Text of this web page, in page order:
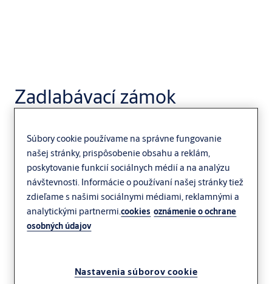
Zadlabávací zámok
Súbory cookie používame na správne fungovanie
našej stránky, prispôsobenie obsahu a reklám,
poskytovanie funkcií sociálnych médií a na analýzu
návštevnosti. Informácie o používaní našej stránky tiež
zdieľame s našimi sociálnymi médiami, reklamnými a
analytickými partnermi.cookies oznámenie o ochrane
osobných údajov
Nastavenia súborov cookie